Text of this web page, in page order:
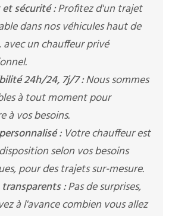
sécurité :Profitez d'un trajet
dans nos véhicules haut de
avec un chauffeur privé
24h/24, 7j/7 :Nous sommes
à tout moment pour
à vos besoins.
:Votre chauffeur est
selon vos besoins
pour des trajets sur-mesure.
:Pas de surprises,
à l'avance combien vous allez